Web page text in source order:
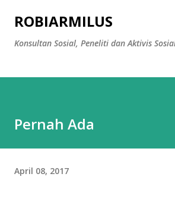
Langsung ke konten
ROBIARMILUS
Konsultan Sosial, Peneliti dan Aktivis
Pernah Ada
April 08, 2017